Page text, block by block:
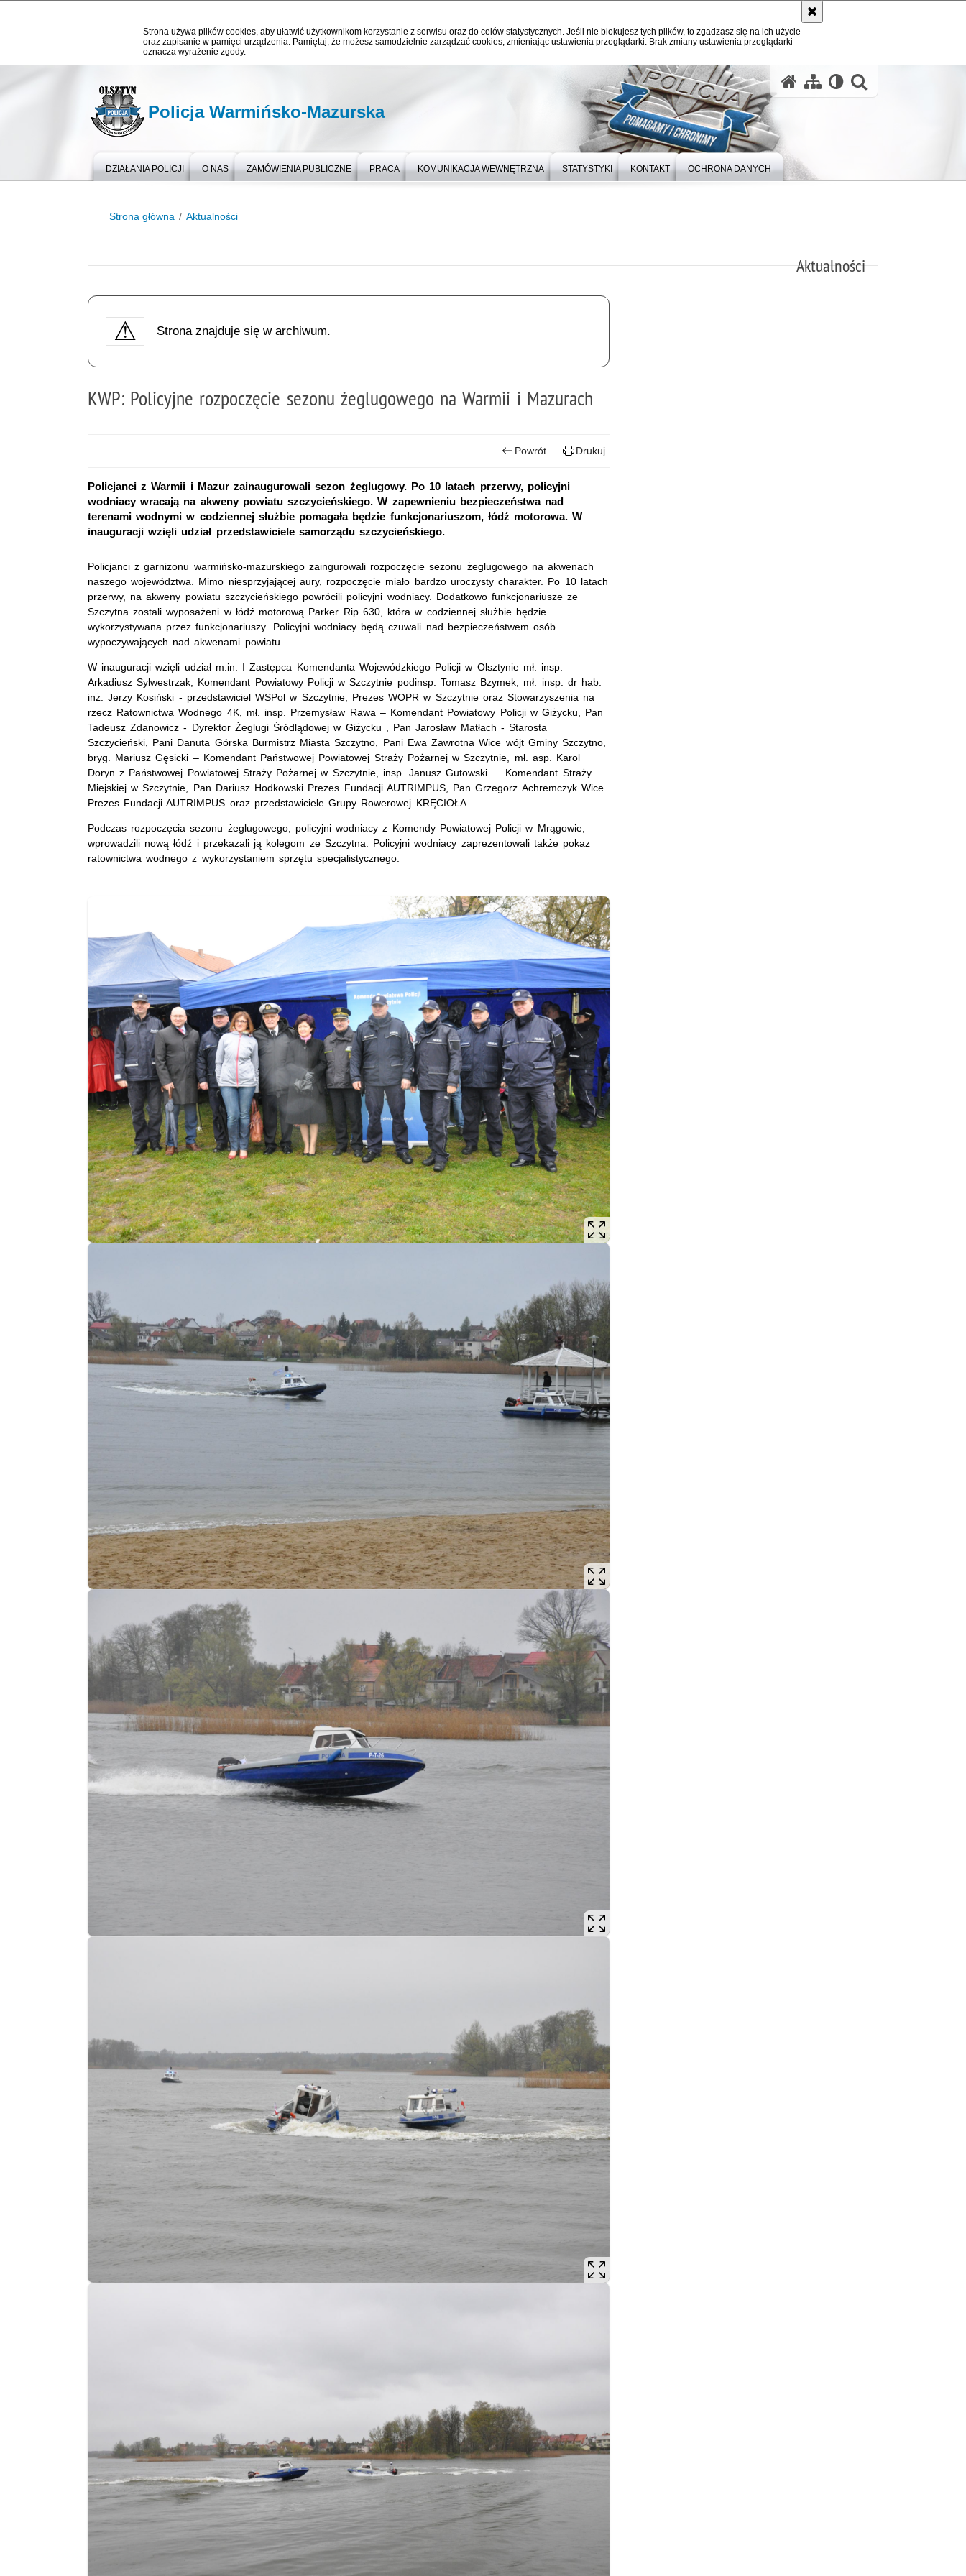
Strona używa plików cookies, aby ułatwić użytkownikom korzystanie z serwisu oraz do celów statystycznych. Jeśli nie blokujesz tych plików, to zgadzasz się na ich użycie
oraz zapisanie w pamięci urządzenia. Pamiętaj, że możesz samodzielnie zarządzać cookies, zmieniając ustawienia przeglądarki. Brak zmiany ustawienia przeglądarki
oznacza wyrażenie zgody.
Policja Warmińsko-Mazurska
DZIAŁANIA POLICJI O NAS ZAMÓWIENIA PUBLICZNE PRACA KOMUNIKACJA WEWNĘTRZNA STATYSTYKI KONTAKT OCHRONA DANYCH
Strona główna Aktualności
Aktualności
Strona znajduje się w archiwum.
KWP: Policyjne rozpoczęcie sezonu żeglugowego na Warmii i Mazurach
Powrót Drukuj
Policjanci z Warmii i Mazur zainaugurowali sezon żeglugowy. Po 10 latach przerwy, policyjni
wodniacy wracają na akweny powiatu szczycieńskiego. W zapewnieniu bezpieczeństwa nad
terenami wodnymi w codziennej służbie pomagała będzie funkcjonariuszom, łódź motorowa. W
inauguracji wzięli udział przedstawiciele samorządu szczycieńskiego.
Policjanci z garnizonu warmińsko-mazurskiego zaingurowali rozpoczęcie sezonu żeglugowego na akwenach
naszego województwa. Mimo niesprzyjającej aury, rozpoczęcie miało bardzo uroczysty charakter. Po 10 latach
przerwy, na akweny powiatu szczycieńskiego powrócili policyjni wodniacy. Dodatkowo funkcjonariusze ze
Szczytna zostali wyposażeni w łódź motorową Parker Rip 630, która w codziennej służbie będzie
wykorzystywana przez funkcjonariuszy. Policyjni wodniacy będą czuwali nad bezpieczeństwem osób
wypoczywających nad akwenami powiatu.
W inauguracji wzięli udział m.in. I Zastępca Komendanta Wojewódzkiego Policji w Olsztynie mł. insp.
Arkadiusz Sylwestrzak, Komendant Powiatowy Policji w Szczytnie podinsp. Tomasz Bzymek, mł. insp. dr hab.
inż. Jerzy Kosiński - przedstawiciel WSPol w Szczytnie, Prezes WOPR w Szczytnie oraz Stowarzyszenia na
rzecz Ratownictwa Wodnego 4K, mł. insp. Przemysław Rawa – Komendant Powiatowy Policji w Giżycku, Pan
Tadeusz Zdanowicz - Dyrektor Żeglugi Śródlądowej w Giżycku , Pan Jarosław Matłach - Starosta
Szczycieński, Pani Danuta Górska Burmistrz Miasta Szczytno, Pani Ewa Zawrotna Wice wójt Gminy Szczytno,
bryg. Mariusz Gęsicki – Komendant Państwowej Powiatowej Straży Pożarnej w Szczytnie, mł. asp. Karol
Doryn z Państwowej Powiatowej Straży Pożarnej w Szczytnie, insp. Janusz Gutowski Komendant Straży
Miejskiej w Szczytnie, Pan Dariusz Hodkowski Prezes Fundacji AUTRIMPUS, Pan Grzegorz Achremczyk Wice
Prezes Fundacji AUTRIMPUS oraz przedstawiciele Grupy Rowerowej KRĘCIOŁA.
Podczas rozpoczęcia sezonu żeglugowego, policyjni wodniacy z Komendy Powiatowej Policji w Mrągowie,
wprowadzili nową łódź i przekazali ją kolegom ze Szczytna. Policyjni wodniacy zaprezentowali także pokaz
ratownictwa wodnego z wykorzystaniem sprzętu specjalistycznego.